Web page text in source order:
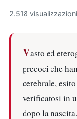
2.518 visualizzazioni
Vasto ed
precoci che
cerebrale,
verificatosi in
dopo la nascita.